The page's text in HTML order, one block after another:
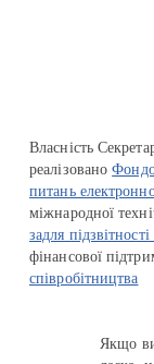
Власність
реалізовано
питань
міжнародної
задля
фінансової
співробітництва
Якщо ви